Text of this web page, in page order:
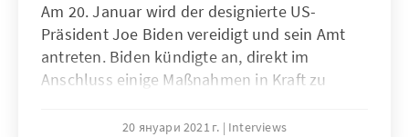
Am 20. Januar wird der designierte US-
Präsident Joe Biden vereidigt und sein Amt
antreten. Biden kündigte an, direkt im
Anschluss einige Maßnahmen in Kraft zu
bisherigen Trump-Regierung
20 януари 2021 г. Interviews